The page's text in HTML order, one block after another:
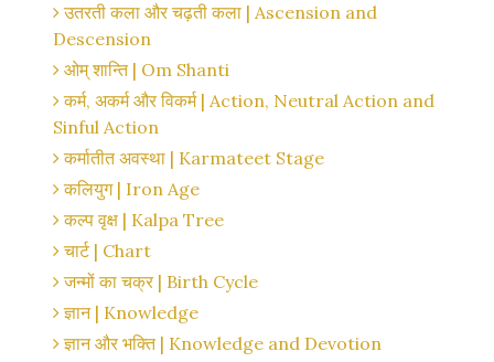
उतरती कला और चढ़ती कला | Ascension and
Descension
ओम् शान्ति | Om Shanti
कर्म, अकर्म और विकर्म | Action, Neutral Action and
Sinful Action
कर्मातीत अवस्था | Karmateet Stage
कलियुग | Iron Age
कल्प वृक्ष | Kalpa Tree
चार्ट | Chart
जन्मों का चक्र | Birth Cycle
ज्ञान | Knowledge
ज्ञान और भक्ति | Knowledge and Devotion